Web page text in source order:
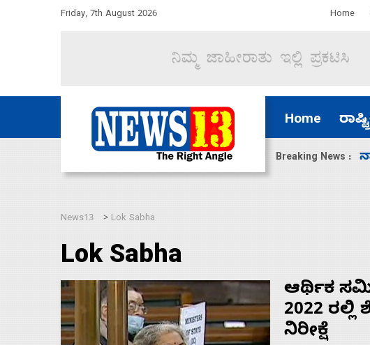
Friday, 7th August 2026 Home
Home
Breaking News :
ಸದನ ನಡೆಸಲು ಬಿಡೆವು: ಛಲವಾದಿ ನಾರಾಯಣಸ್ವಾಮಿ
News13 > Lok Sabha
Lok Sabha
ಆರ್ಥಿಕ
2022
ನಿರೀಕ್ಷೆ